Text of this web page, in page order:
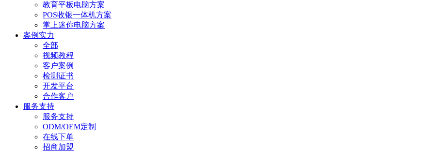
教育平板电脑方案
POS收银一体机方案
掌上迷你电脑方案
案例实力
全部
视频教程
客户案例
检测证书
开发平台
合作客户
服务支持
服务支持
ODM/OEM定制
在线下单
招商加盟